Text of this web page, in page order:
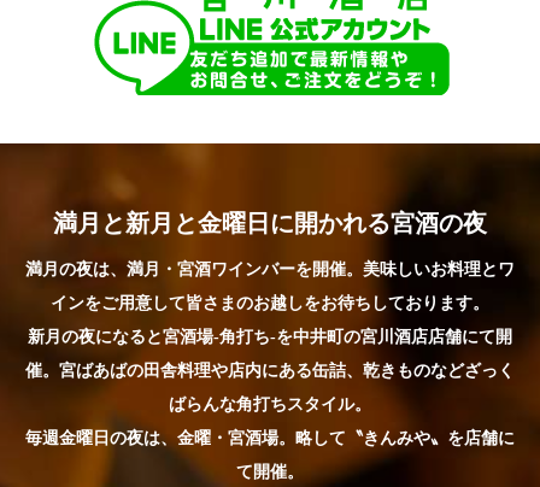
満月と新月と金曜日に開かれる宮酒の夜
満月の夜は、満月・宮酒ワインバーを開催。美味しいお料理とワ
インをご用意して皆さまのお越しをお待ちしております。
新月の夜になると宮酒場-角打ち-を中井町の宮川酒店店舗にて開
催。宮ばあばの田舎料理や店内にある缶詰、乾きものなどざっく
ばらんな角打ちスタイル。
毎週金曜日の夜は、金曜・宮酒場。略して〝きんみや〟を店舗に
て開催。